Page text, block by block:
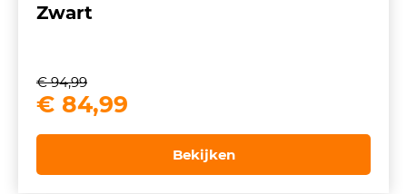
Zwart
€94,99
Oorspronkelijke
€ 94,99.
€ 84,99
€ 84,99.
Bekijken